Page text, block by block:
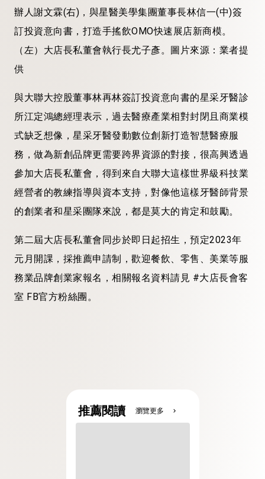
辦人謝文霖(右)，與星醫美學集團董事長林信一(中)簽
訂投資意向書，打造手搖飲OMO快速展店新商模。
（左）大店長私董會執行長尤子彥。圖片來源：業者提
供
與大聯大控股董事林再林簽訂投資意向書的星采牙醫診
所江定鴻總經理表示，過去醫療產業相對封閉且商業模
式缺乏想像，星采牙醫發動數位創新打造智慧醫療服
務，做為新創品牌更需要跨界資源的對接，很高興透過
參加大店長私董會，得到來自大聯大這樣世界級科技業
經營者的教練指導與資本支持，對像他這樣牙醫師背景
的創業者和星采團隊來說，都是莫大的肯定和鼓勵。
第二屆大店長私董會同步於即日起招生，預定2023年
元月開課，採推薦申請制，歡迎餐飲、零售、美業等服
務業品牌創業家報名，相關報名資料請見 #大店長會客
室 FB官方粉絲團。
推薦閱讀 瀏覽更多 chevron_right